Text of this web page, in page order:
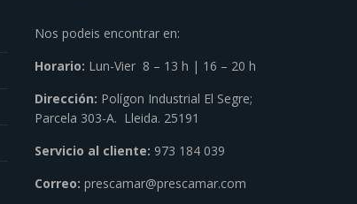
Nos podeis encontrar en:
Horario: Lun-Vier 8 – 13 h | 16 – 20 h
Dirección: Polígon Industrial El Segre;
Parcela 303-A. Lleida. 25191
Servicio al cliente: 973 184 039
Correo: prescamar@prescamar.com